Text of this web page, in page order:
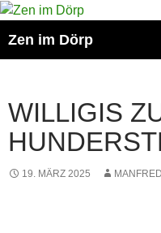
Zum
springen
Zen im Dörp
WILLIGIS
19. MÄRZ 2025